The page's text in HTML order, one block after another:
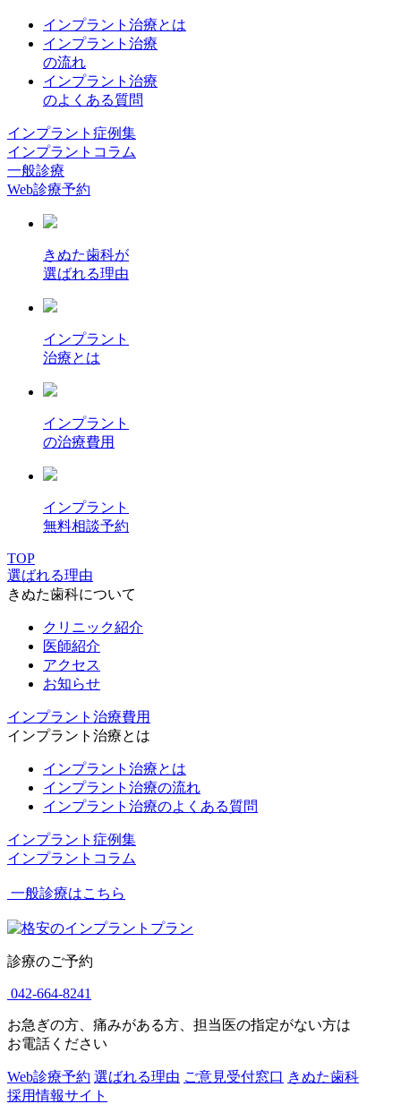
インプラント治療とは
インプラント治療
の流れ
インプラント治療
のよくある質問
インプラント症例集
インプラントコラム
一般診療
Web診療予約
きぬた歯科が
選ばれる理由
インプラント
治療とは
インプラント
の治療費用
インプラント
無料相談予約
TOP
選ばれる理由
きぬた歯科について
クリニック紹介
医師紹介
アクセス
お知らせ
インプラント治療費用
インプラント治療とは
インプラント治療とは
インプラント治療の流れ
インプラント治療のよくある質問
インプラント症例集
インプラントコラム
一般診療はこちら
診療のご予約
042-664-8241
お急ぎの方、痛みがある方、担当医の指定がない方は
お電話ください
Web診療予約 選ばれる理由 ご意見受付窓口 きぬた歯科
採用情報サイト